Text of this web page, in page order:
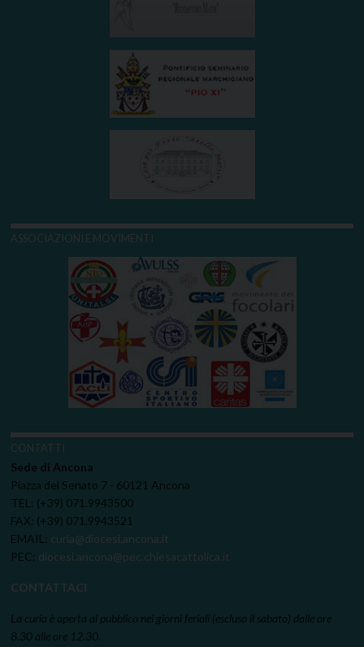
ASSOCIAZIONI E MOVIMENTI
CONTATTI
Sede di Ancona
Piazza del Senato 7 - 60121 Ancona
TEL: (+39) 071.9943500
FAX: (+39) 071.9943521
EMAIL: curia@diocesi.ancona.it
PEC: diocesi.ancona@pec.chiesacattolica.it
CONTATTACI
La curia è aperta al pubblico nei giorni feriali (escluso il sabato) dalle ore
8.30 alle ore 12.30.